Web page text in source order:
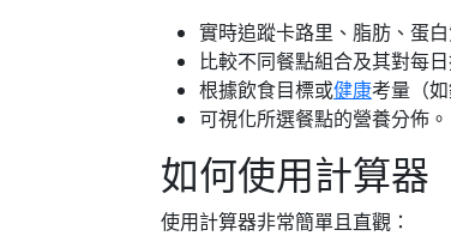
實時追蹤卡路里、脂肪、蛋白
比較不同餐點組合及其對每
根據飲食目標或健康考量（
可視化所選餐點的營養分佈。
如何使用計算器
使用計算器非常簡單且直觀：